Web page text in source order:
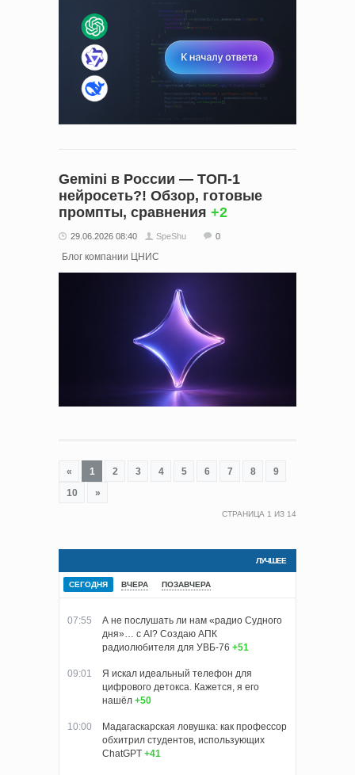
Gemini в России — ТОП-1
нейросеть?! Обзор, готовые
промпты, сравнения +2
29.06.2026 08:40 SpeShu 0
Блог компании ЦНИС
« 1 2 3 4 5 6 7 8
9
10
»
СТРАНИЦА 1 ИЗ 14
ЛУЧШЕЕ
СЕГОДНЯ ВЧЕРА ПОЗАВЧЕРА
07:55
А не послушать ли нам «радио Судного
дня»… с AI? Создаю АПК
радиолюбителя для УВБ-76 +51
09:01
Я искал идеальный телефон для
цифрового детокса. Кажется, я его
нашёл +50
10:00
Мадагаскарская ловушка: как профессор
обхитрил студентов, использующих
ChatGPT +41